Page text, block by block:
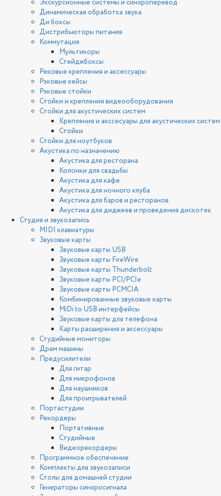
Экскурсионные системы и синхроперевод
Динамическая обработка звука
Ди боксы
Дистрибьюторы питания
Коммутация
Мультикоры
Стейджбоксы
Рековые крепления и аксессуары
Рэковые кейсы
Рэковые стойки
Стойки и крепления видеооборудования
Стойки для акустических систем
Крепления и акссесуары для акустических систем
Стойки
Стойки для ноутбуков
Акустика по назначению
Акустика для ресторана
Колонки для свадьбы
Акустика для кафе
Акустика для ночного клуба
Акустика для баров и ресторанов
Акустика для диджеев и проведения дискотек
Студия и звукозапись
MIDI клавиатуры
Звуковые карты
Звуковые карты USB
Звуковые карты FireWire
Звуковые карты Thunderbolt
Звуковые карты PCI/PCIe
Звуковые карты PCMCIA
Комбинированные звуковые карты
MiDi to USB интерфейсы
Звуковые карты для телефона
Карты расширения и аксессуары
Студийные мониторы
Драм машины
Предусилители
Для гитар
Для микрофонов
Для наушников
Для проигрывателей
Портастудии
Рекордеры
Портативные
Студийные
Видеорекордеры
Программное обеспечение
Комплекты для звукозаписи
Столы для домашней студии
Генераторы синхросигнала